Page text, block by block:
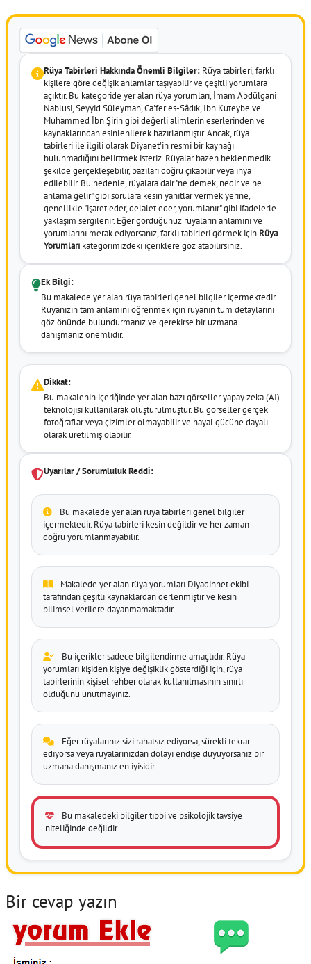
Rüya Tabirleri Hakkında Önemli Bilgiler: Rüya tabirleri, farklı
kişilere göre değişik anlamlar taşıyabilir ve çeşitli yorumlara
açıktır. Bu kategoride yer alan rüya yorumları, İmam Abdülgani
Nablusi, Seyyid Süleyman, Ca'fer es-Sâdık, İbn Kuteybe ve
Muhammed İbn Şirin gibi değerli alimlerin eserlerinden ve
kaynaklarından esinlenilerek hazırlanmıştır. Ancak, rüya
tabirleri ile ilgili olarak Diyanet'in resmi bir kaynağı
bulunmadığını belirtmek isteriz. Rüyalar bazen beklenmedik
şekilde gerçekleşebilir, bazıları doğru çıkabilir veya ihya
edilebilir. Bu nedenle, rüyalara dair "ne demek, nedir ve ne
anlama gelir" gibi sorulara kesin yanıtlar vermek yerine,
genellikle "işaret eder, delalet eder, yorumlanır" gibi ifadelerle
yaklaşım sergilenir. Eğer gördüğünüz rüyaların anlamını ve
yorumlarını merak ediyorsanız, farklı tabirleri görmek için Rüya
Yorumları kategorimizdeki içeriklere göz atabilirsiniz.
Ek Bilgi:
Bu makalede yer alan rüya tabirleri genel bilgiler içermektedir.
Rüyanızın tam anlamını öğrenmek için rüyanın tüm detaylarını
göz önünde bulundurmanız ve gerekirse bir uzmana
danışmanız önemlidir.
Dikkat:
Bu makalenin içeriğinde yer alan bazı görseller yapay zeka (AI)
teknolojisi kullanılarak oluşturulmuştur. Bu görseller gerçek
fotoğraflar veya çizimler olmayabilir ve hayal gücüne dayalı
olarak üretilmiş olabilir.
Uyarılar / Sorumluluk Reddi:
Bu makalede yer alan rüya tabirleri genel bilgiler
içermektedir. Rüya tabirleri kesin değildir ve her zaman
doğru yorumlanmayabilir.
Makalede yer alan rüya yorumları Diyadinnet ekibi
tarafından çeşitli kaynaklardan derlenmiştir ve kesin
bilimsel verilere dayanmamaktadır.
Bu içerikler sadece bilgilendirme amaçlıdır. Rüya
yorumları kişiden kişiye değişiklik gösterdiği için, rüya
tabirlerinin kişisel rehber olarak kullanılmasının sınırlı
olduğunu unutmayınız.
Eğer rüyalarınız sizi rahatsız ediyorsa, sürekli tekrar
ediyorsa veya rüyalarınızdan dolayı endişe duyuyorsanız bir
uzmana danışmanız en iyisidir.
Bu makaledeki bilgiler tıbbi ve psikolojik tavsiye
niteliğinde değildir.
Bir cevap yazın